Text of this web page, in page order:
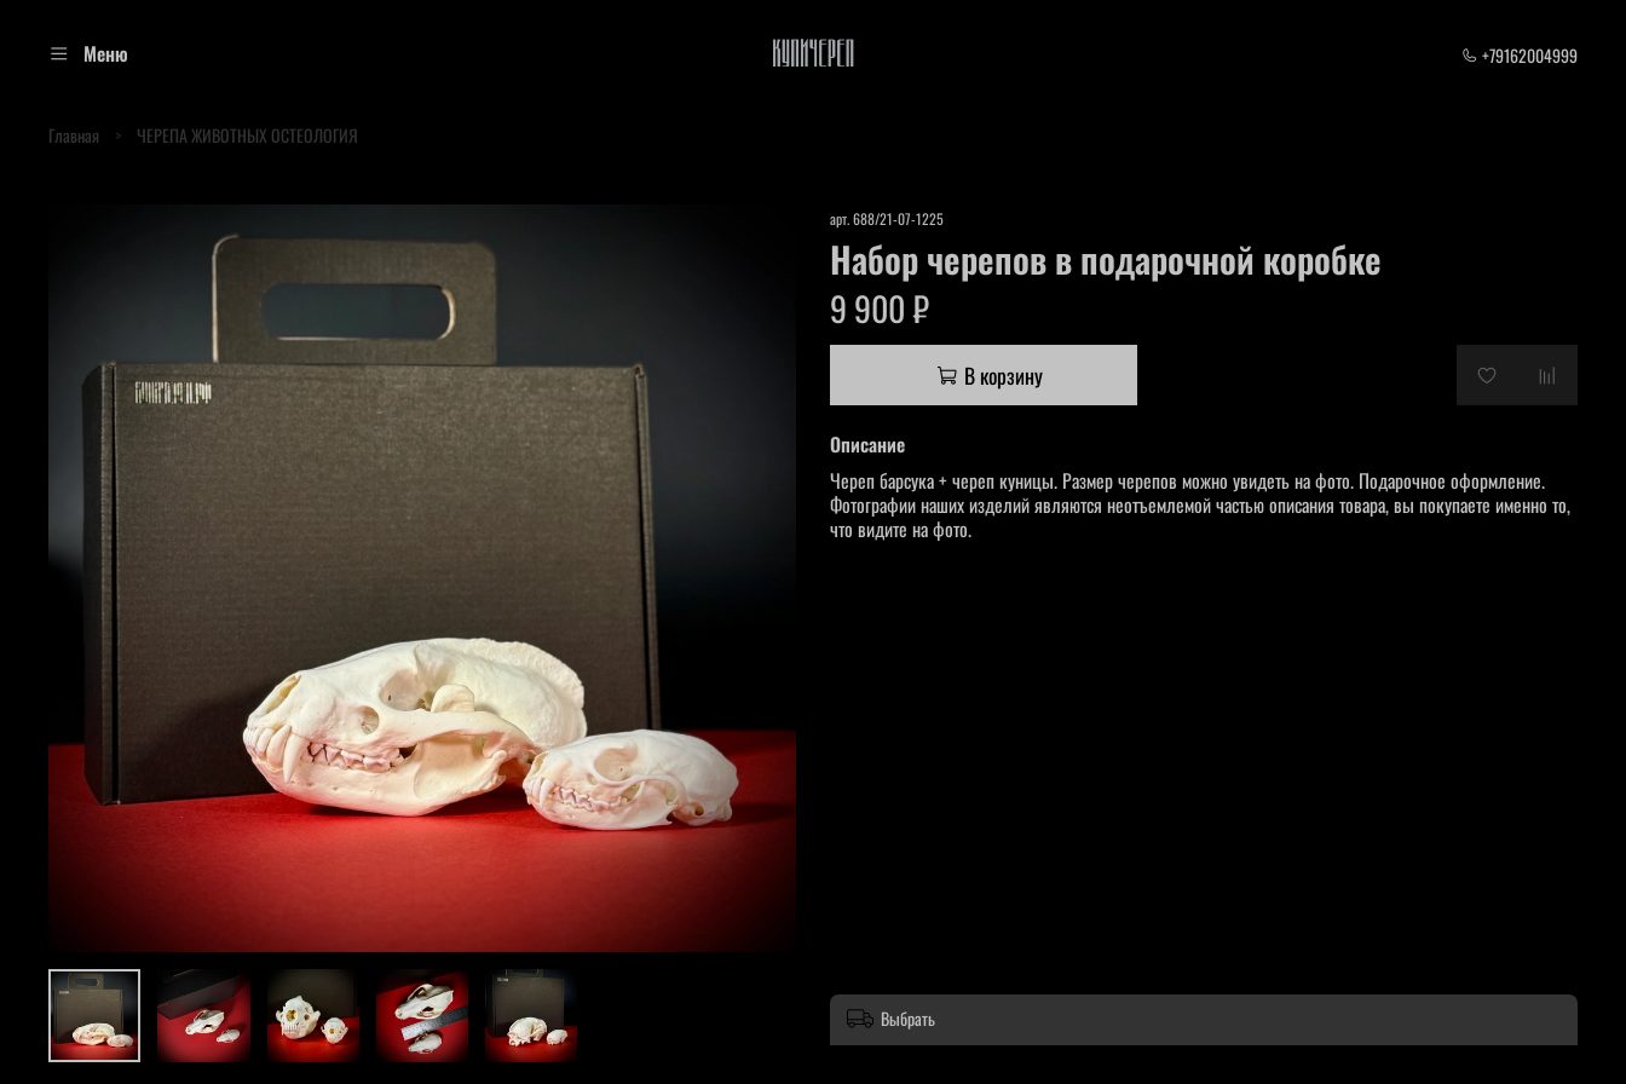
Меню +79162004999
Главная ЧЕРЕПА ЖИВОТНЫХ ОСТЕОЛОГИЯ
арт.688/21-07-1225
Набор черепов в подарочной коробке
9 900 ₽
В корзину
Описание
Череп барсука + череп куницы. Размер черепов можно увидеть на фото. Подарочное оформление.
Фотографии наших изделий являются неотъемлемой частью описания товара, вы покупаете именно то,
что видите на фото.
Выбрать